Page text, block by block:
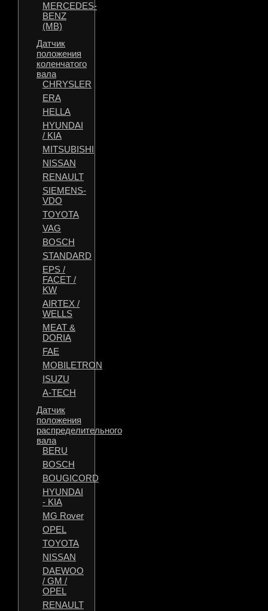
MERCEDES-
BENZ
(MB)
Датчик
положения
коленчатого
вала
CHRYSLER
ERA
HELLA
HYUNDAI
/ KIA
MITSUBISHI
NISSAN
RENAULT
SIEMENS-
VDO
TOYOTA
VAG
BOSCH
STANDARD
EPS /
FACET /
KW
AIRTEX /
WELLS
MEAT &
DORIA
FAE
MOBILETRON
ISUZU
A-TECH
Датчик
положения
распределительного
вала
BERU
BOSCH
BOUGICORD
HYUNDAI
- KIA
MG Rover
OPEL
TOYOTA
NISSAN
DAEWOO
/ GM /
OPEL
RENAULT